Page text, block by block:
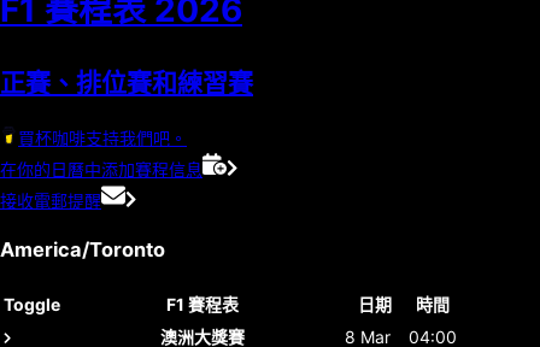
F1 賽程表 2026
正賽、排位賽和練習賽
買杯咖啡支持我們吧。
在你的日曆中添加賽程信息
接收電郵提醒
America/Toronto
Toggle F1 賽程表 日期
時間
澳洲大獎賽
8 Mar
04:00